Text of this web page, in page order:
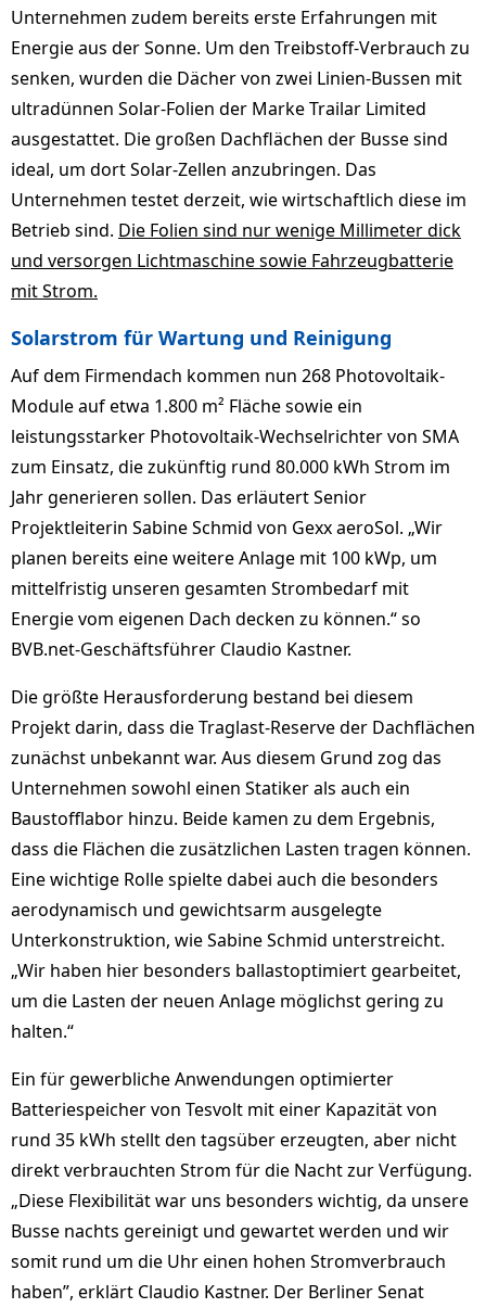
Unternehmen zudem bereits erste Erfahrungen mit
Energie aus der Sonne. Um den Treibstoff-Verbrauch zu
senken, wurden die Dächer von zwei Linien-Bussen mit
ultradünnen Solar-Folien der Marke Trailar Limited
ausgestattet. Die großen Dachflächen der Busse sind
ideal, um dort Solar-Zellen anzubringen. Das
Unternehmen testet derzeit, wie wirtschaftlich diese im
Betrieb sind. Die Folien sind nur wenige Millimeter dick
und versorgen Lichtmaschine sowie Fahrzeugbatterie
mit Strom.
Solarstrom für Wartung und Reinigung
Auf dem Firmendach kommen nun 268 Photovoltaik-
Module auf etwa 1.800 m² Fläche sowie ein
leistungsstarker Photovoltaik-Wechselrichter von SMA
zum Einsatz, die zukünftig rund 80.000 kWh Strom im
Jahr generieren sollen. Das erläutert Senior
Projektleiterin Sabine Schmid von Gexx aeroSol. „Wir
planen bereits eine weitere Anlage mit 100 kWp, um
mittelfristig unseren gesamten Strombedarf mit
Energie vom eigenen Dach decken zu können.“ so
BVB.net-Geschäftsführer Claudio Kastner.
Die größte Herausforderung bestand bei diesem
Projekt darin, dass die Traglast-Reserve der Dachflächen
zunächst unbekannt war. Aus diesem Grund zog das
Unternehmen sowohl einen Statiker als auch ein
Baustofflabor hinzu. Beide kamen zu dem Ergebnis,
dass die Flächen die zusätzlichen Lasten tragen können.
Eine wichtige Rolle spielte dabei auch die besonders
aerodynamisch und gewichtsarm ausgelegte
Unterkonstruktion, wie Sabine Schmid unterstreicht.
„Wir haben hier besonders ballastoptimiert gearbeitet,
um die Lasten der neuen Anlage möglichst gering zu
halten.“
Ein für gewerbliche Anwendungen optimierter
Batteriespeicher von Tesvolt mit einer Kapazität von
rund 35 kWh stellt den tagsüber erzeugten, aber nicht
direkt verbrauchten Strom für die Nacht zur Verfügung.
„Diese Flexibilität war uns besonders wichtig, da unsere
Busse nachts gereinigt und gewartet werden und wir
somit rund um die Uhr einen hohen Stromverbrauch
haben”, erklärt Claudio Kastner. Der Berliner Senat